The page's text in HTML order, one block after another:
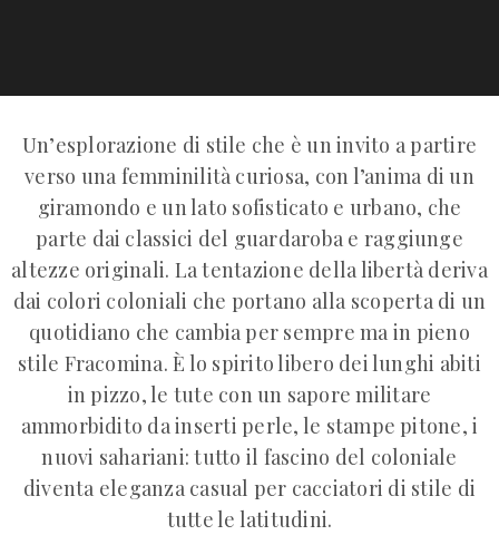
Un’esplorazione di stile che è un invito a partire
verso una femminilità curiosa, con l’anima di un
giramondo e un lato sofisticato e urbano, che
parte dai classici del guardaroba e raggiunge
altezze originali. La tentazione della libertà deriva
dai colori coloniali che portano alla scoperta di un
quotidiano che cambia per sempre ma in pieno
stile Fracomina. È lo spirito libero dei lunghi abiti
in pizzo, le tute con un sapore militare
ammorbidito da inserti perle, le stampe pitone, i
nuovi sahariani: tutto il fascino del coloniale
diventa eleganza casual per cacciatori di stile di
tutte le latitudini.